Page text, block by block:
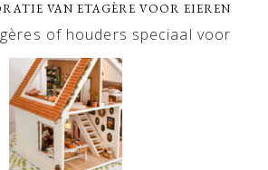
VAN ETAGÈRE VOOR EIEREN
of houders speciaal voor